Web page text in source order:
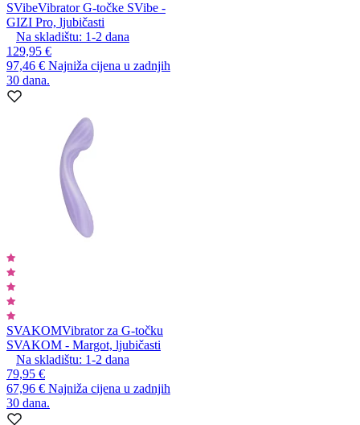
SVibeVibrator G-točke SVibe -
GIZI Pro, ljubičasti
Na skladištu: 1-2 dana
129,95 €
97,46 € Najniža cijena u zadnjih
30 dana.
SVAKOMVibrator za G-točku
SVAKOM - Margot, ljubičasti
Na skladištu: 1-2 dana
79,95 €
67,96 € Najniža cijena u zadnjih
30 dana.